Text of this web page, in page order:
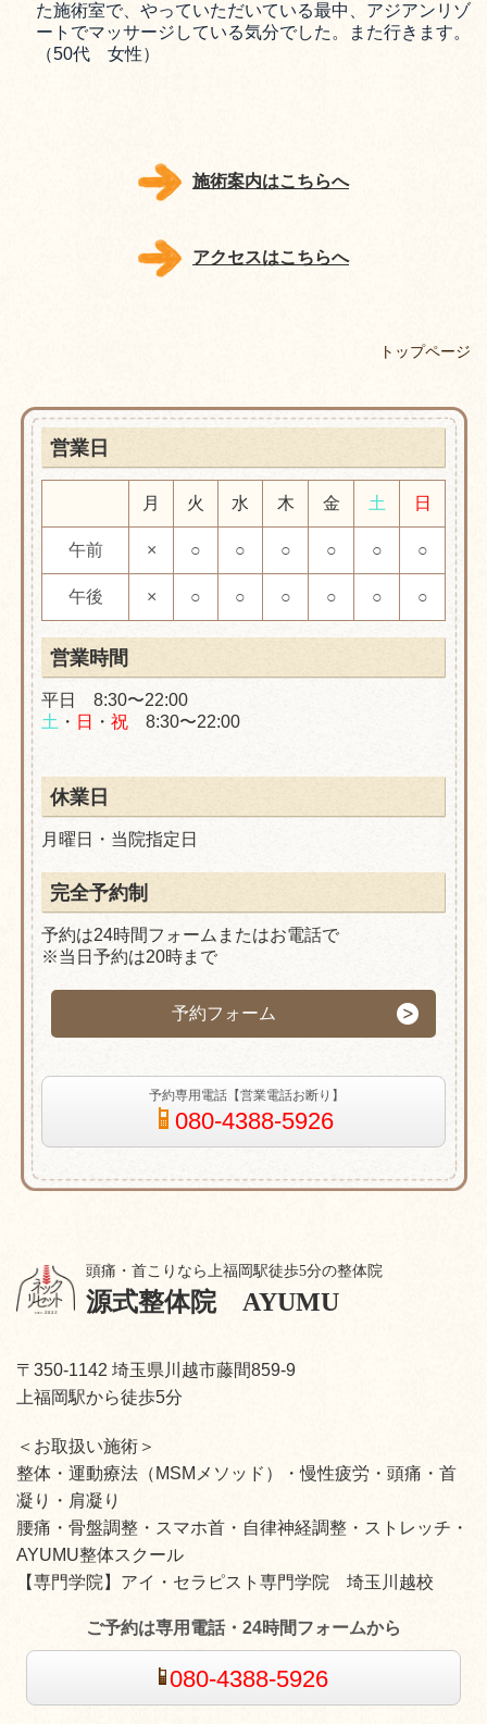
た施術室で、やっていただいている最中、アジアンリゾ
ートでマッサージしている気分でした。また行きます。
（50代 女性）
施術案内はこちらへ
アクセスはこちらへ
トップページ
営業日
月 火 水 木 金 土 日
午前 × ○ ○ ○ ○ ○ ○
午後 × ○ ○ ○ ○ ○ ○
営業時間
平日 8:30〜22:00
土 ・ 日 ・ 祝 8:30〜22:00
休業日
月曜日・当院指定日
完全予約制
予約は24時間フォームまたはお電話で
※当日予約は20時まで
予約フォーム
予約専用電話【営業電話お断り】
080-4388-5926
頭痛・首こりなら上福岡駅徒歩5分の整体院
源式整体院 AYUMU
〒350-1142 埼玉県川越市藤間859-9
上福岡駅から徒歩5分
＜お取扱い施術＞
整体・運動療法（MSMメソッド）・慢性疲労・頭痛・首
凝り・肩凝り
腰痛・骨盤調整・スマホ首・自律神経調整・ストレッチ・
AYUMU整体スクール
【専門学院】アイ・セラピスト専門学院 埼玉川越校
ご予約は専用電話・24時間フォームから
080-4388-5926